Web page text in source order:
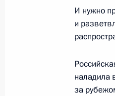
7
Начало
7 апреля
И нужно
и
наладила
за